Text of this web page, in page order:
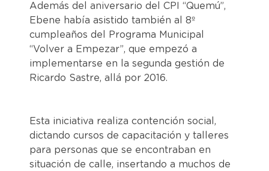
Además del aniversario del CPI “Quemú”,
Ebene había asistido también al 8º
cumpleaños del Programa Municipal
“Volver a Empezar”, que empezó a
implementarse en la segunda gestión de
Ricardo Sastre, allá por 2016.
Esta iniciativa realiza contención social,
dictando cursos de capacitación y talleres
para personas que se encontraban en
situación de calle, insertando a muchos de